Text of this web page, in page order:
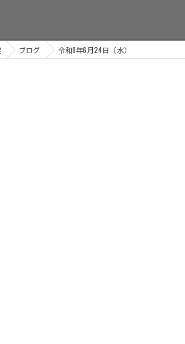
ブログ 令和8年6月24日（水）